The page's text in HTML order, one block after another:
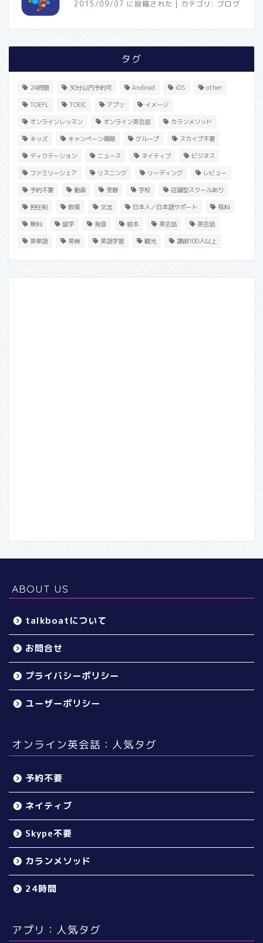
2015/09/07 に投稿された | カテゴリ: ブログ
タグ
24時間 30分以内予約可 Android iOS other
TOEFL TOEIC アプリ イメージ
オンラインレッスン オンライン英会話 カランメソッド
キッズ キャンペーン情報 グループ スカイプ不要
ディクテーション ニュース ネイティブ ビジネス
ファミリーシェア リスニング リーディング レビュー
予約不要 動画 受験 学校 店舗型スクールあり
担任制 教育 文法 日本人／日本語サポート 有料
無料 留学 発音 絵本 英会話 英会話
英単語 英検 英語学習 観光 講師100人以上
ABOUT US
talkboatについて
お問合せ
プライバシーポリシー
ユーザーポリシー
オンライン英会話：人気タグ
予約不要
ネイティブ
Skype不要
カランメソッド
24時間
アプリ：人気タグ